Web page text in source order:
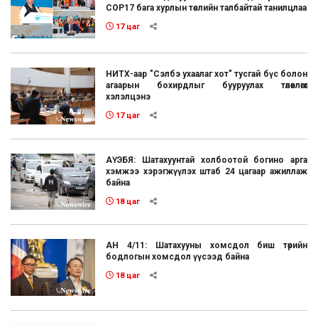
COP17 бага хурлын төслийн талбайтай танилцлаа
17 цаг
НИТХ-аар "Сэлбэ ухаалаг хот" тусгай бүс болон
агаарын бохирдлыг бууруулах төлөвлөгөөг
хэлэлцэнэ
17 цаг
АҮЭБЯ: Шатахуунтай холбоотой богино арга
хэмжээ хэрэгжүүлэх штаб 24 цагаар ажиллаж
байна
18 цаг
АН 4/11: Шатахууны хомсдол биш төрийн
бодлогын хомсдол үүсээд байна
18 цаг